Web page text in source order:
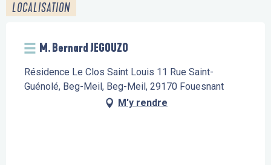
LOCALISATION
M. Bernard JEGOUZO
Résidence Le Clos Saint Louis 11 Rue Saint-
Guénolé, Beg-Meil, Beg-Meil, 29170 Fouesnant
M'y rendre